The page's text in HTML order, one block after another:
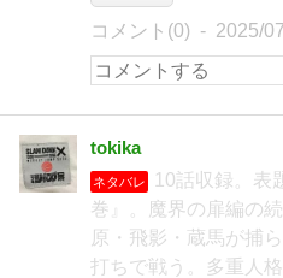
コメント(0) 2025/
tokika
ネタバレ
10話収録。
巻』。魔界の扉編の
原・飛影・蔵馬が捕
打ちで戦う。多重人